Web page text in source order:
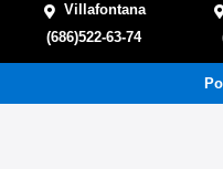
Villafontana
(686)522-63-74